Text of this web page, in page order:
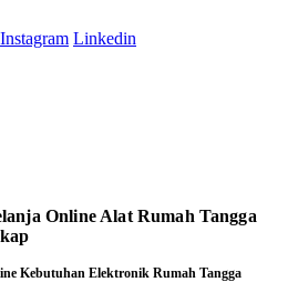
Instagram Linkedin
Online Alat Rumah Tangga
Kebutuhan Elektronik Rumah Tangga